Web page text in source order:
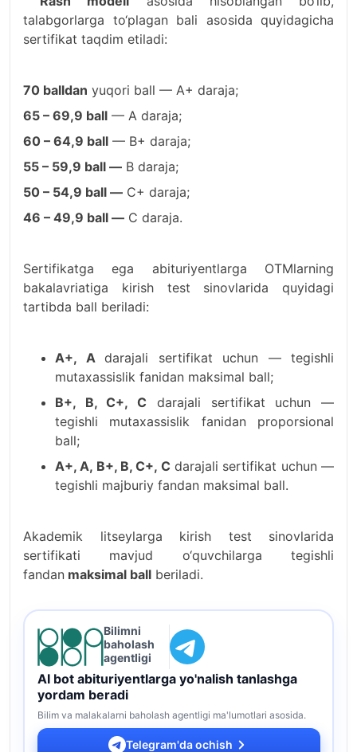
talabgorlarga to‘plagan bali asosida quyidagicha
sertifikat taqdim etiladi:
70 balldan yuqori ball — A+ daraja;
65 – 69,9 ball — A daraja;
60 – 64,9 ball — B+ daraja;
55 – 59,9 ball — B daraja;
50 – 54,9 ball — C+ daraja;
46 – 49,9 ball — C daraja.
Sertifikatga ega abituriyentlarga OTMlarning
bakalavriatiga kirish test sinovlarida quyidagi
tartibda ball beriladi:
A+, A darajali sertifikat uchun — tegishli
mutaxassislik fanidan maksimal ball;
B+, B, C+, C darajali sertifikat uchun —
tegishli mutaxassislik fanidan proporsional
ball;
A+, A, B+, B, C+, C darajali sertifikat uchun —
tegishli majburiy fandan maksimal ball.
Akademik litseylarga kirish test sinovlarida
sertifikati mavjud o‘quvchilarga tegishli
fandan maksimal ball beriladi.
Bilimni
baholash
agentligi
AI bot abituriyentlarga yo'nalish tanlashga
yordam beradi
Bilim va malakalarni baholash agentligi ma'lumotlari asosida.
Telegram'da ochish